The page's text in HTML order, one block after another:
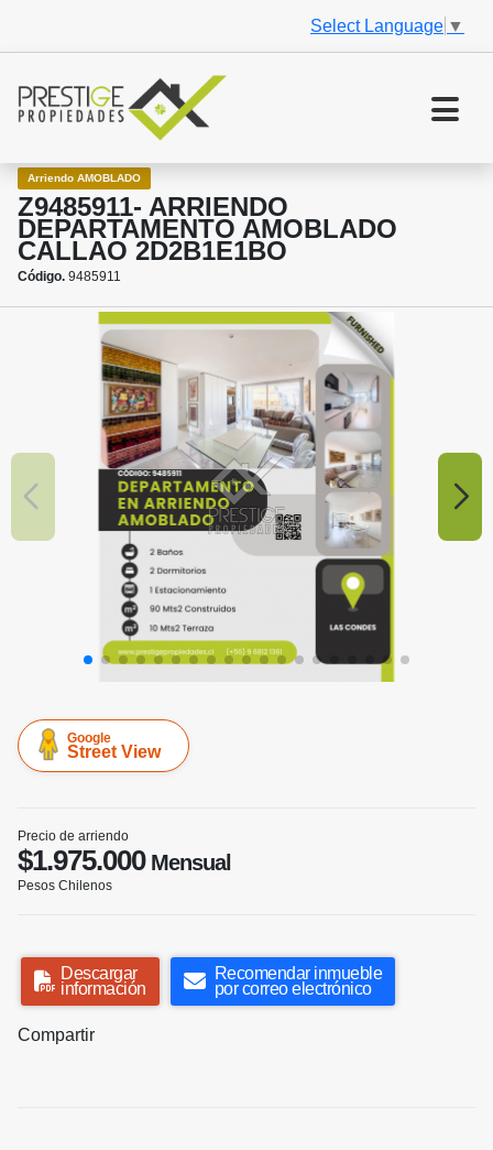
Select Language ▼
Arriendo AMOBLADO
Z9485911- ARRIENDO
DEPARTAMENTO AMOBLADO
CALLAO 2D2B1E1BO
Código. 9485911
Google
Street View
Precio de arriendo
$1.975.000Mensual
Pesos Chilenos
Descargar
información
Recomendar inmueble
por correo electrónico
Compartir